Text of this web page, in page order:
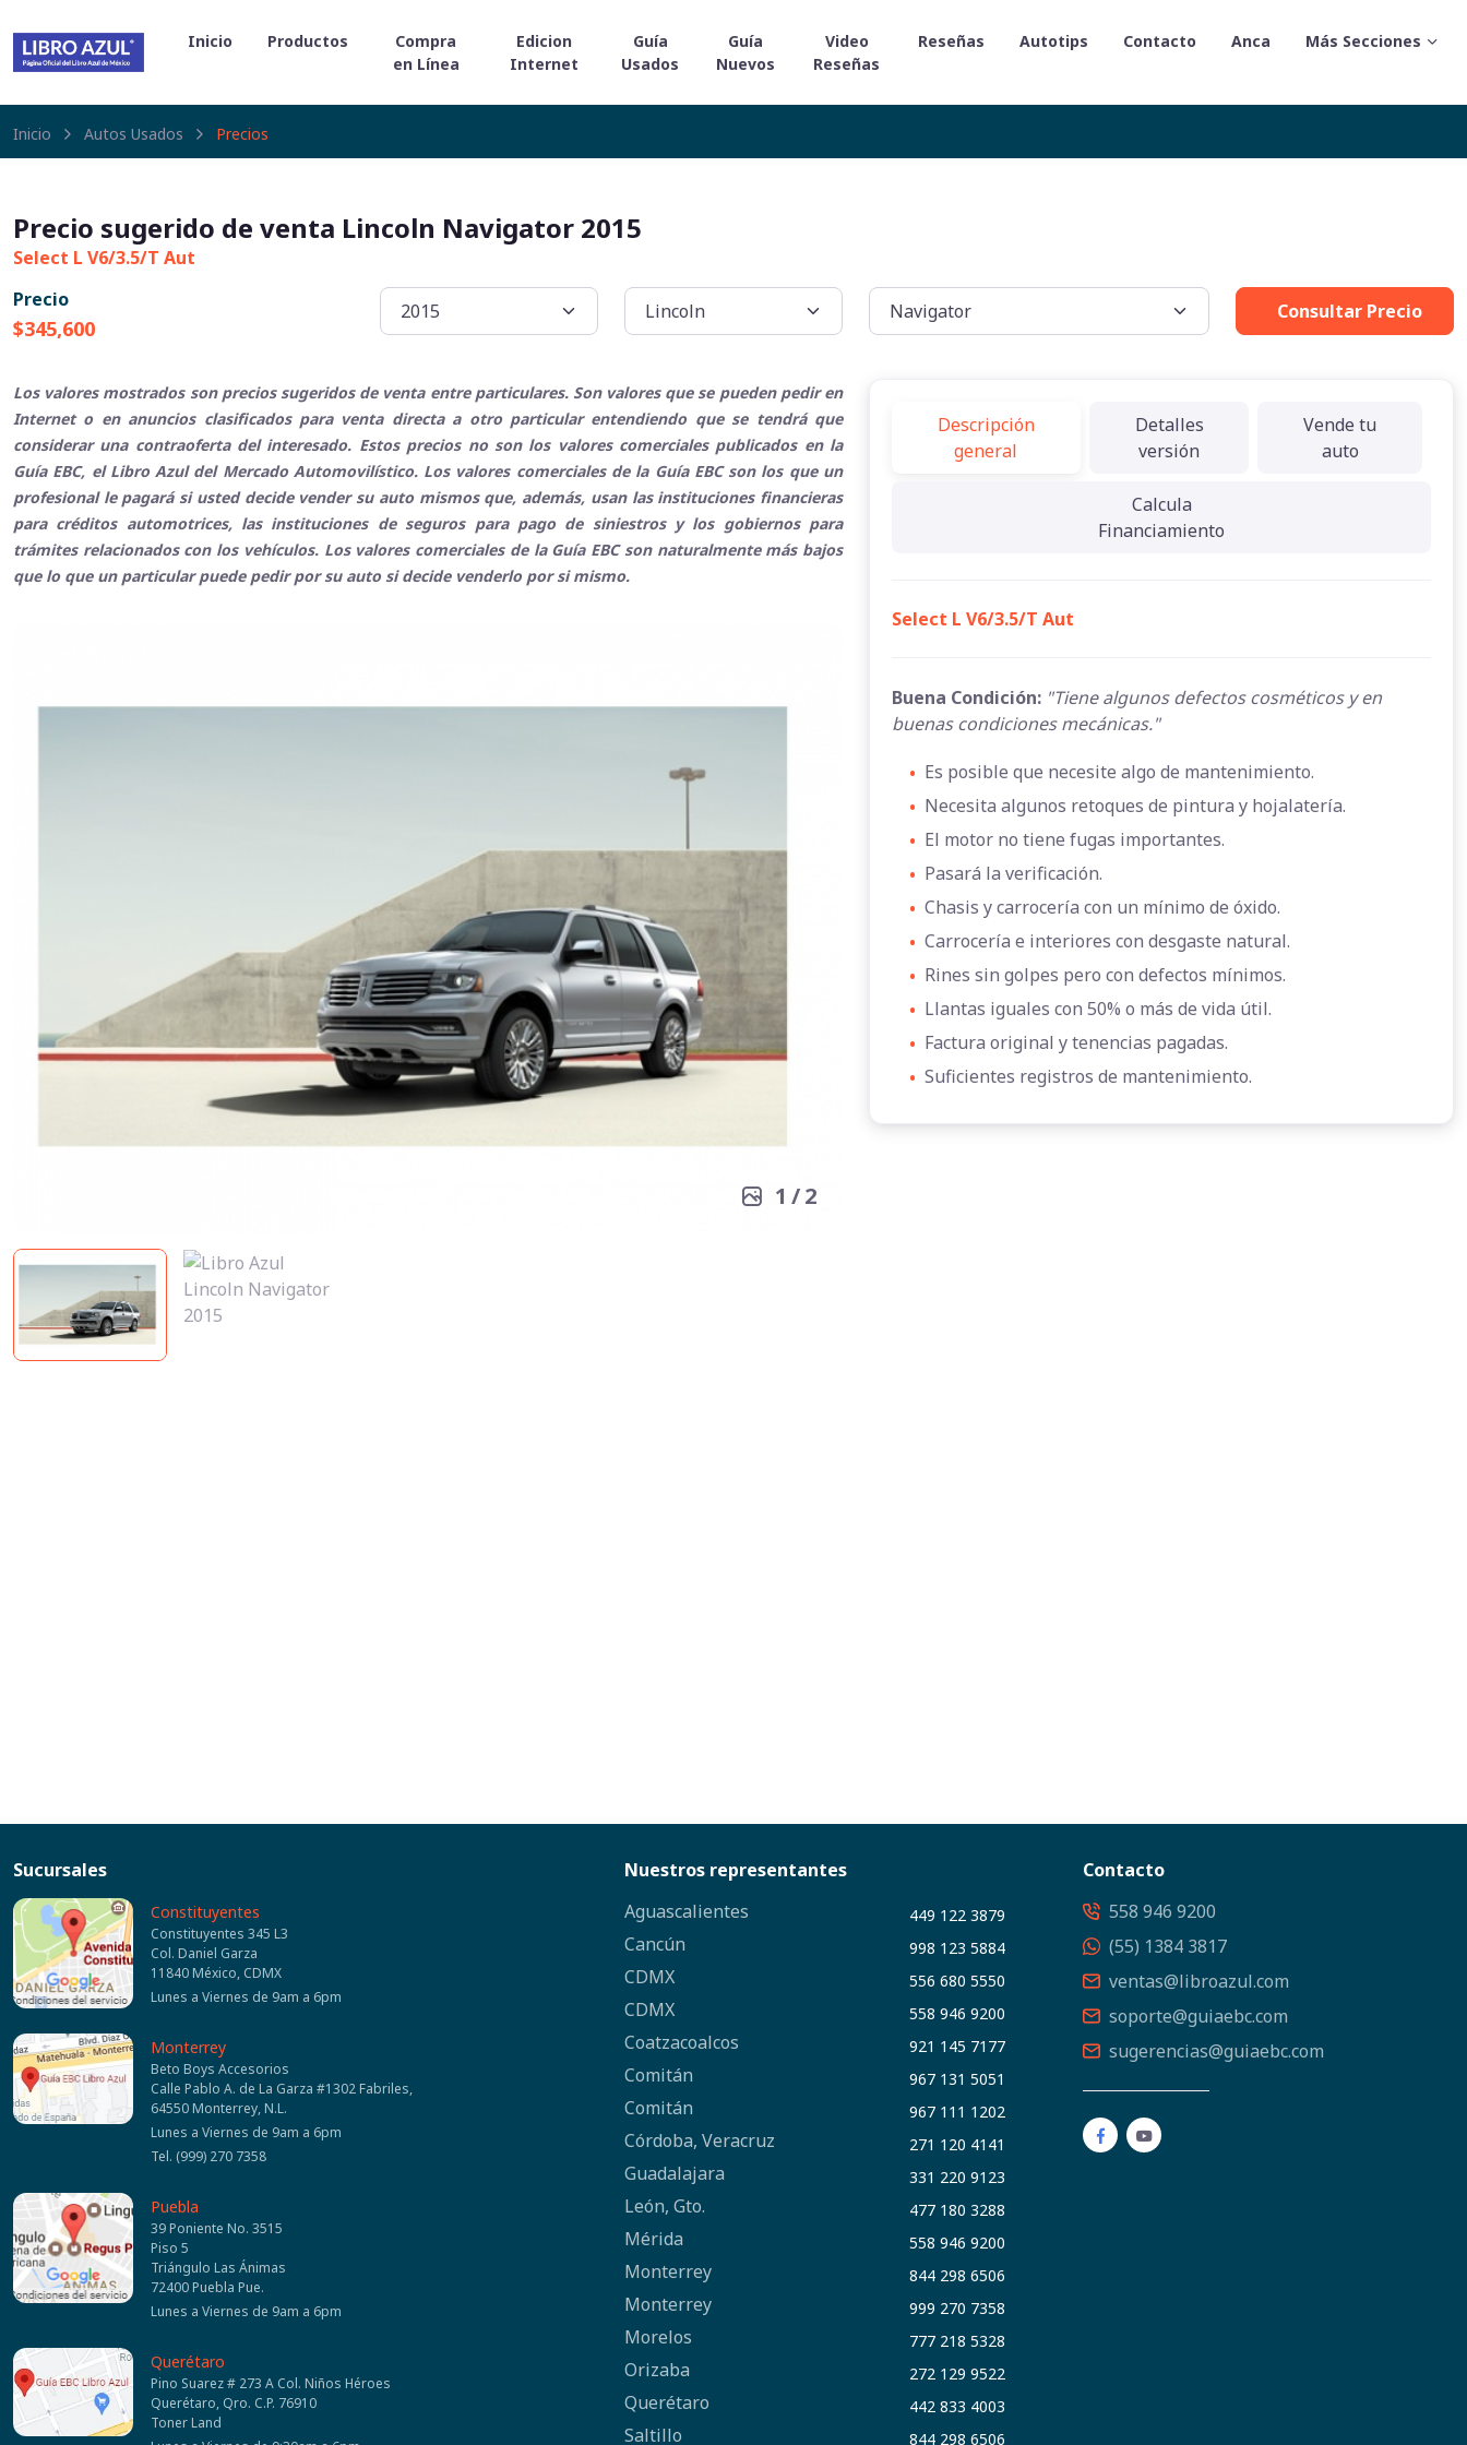
Inicio Productos
Compra
en Línea
Edicion
Internet
Guía
Usados
Guía
Nuevos
Video
Reseñas
Reseñas Autotips Contacto Anca Más Secciones
Inicio Autos Usados Precios
Precio sugerido de venta Lincoln Navigator 2015
Select L V6/3.5/T Aut
Precio
$345,600
Consultar Precio
1 /2
Los valores mostrados son precios sugeridos de venta entre particulares. Son valores que se pueden pedir en
Internet o en anuncios clasificados para venta directa a otro particular entendiendo que se tendrá que
considerar una contraoferta del interesado. Estos precios no son los valores comerciales publicados en la
Guía EBC, el Libro Azul del Mercado Automovilístico. Los valores comerciales de la Guía EBC son los que un
profesional le pagará si usted decide vender su auto mismos que, además, usan las instituciones financieras
para créditos automotrices, las instituciones de seguros para pago de siniestros y los gobiernos para
trámites relacionados con los vehículos. Los valores comerciales de la Guía EBC son naturalmente más bajos
que lo que un particular puede pedir por su auto si decide venderlo por si mismo.
Descripción
general
Detalles
versión
Vende tu
auto
Calcula
Financiamiento
Select L V6/3.5/T Aut
Buena Condición: "Tiene algunos defectos cosméticos y en
buenas condiciones mecánicas."
• Es posible que necesite algo de mantenimiento.
• Necesita algunos retoques de pintura y hojalatería.
• El motor no tiene fugas importantes.
• Pasará la verificación.
• Chasis y carrocería con un mínimo de óxido.
• Carrocería e interiores con desgaste natural.
• Rines sin golpes pero con defectos mínimos.
• Llantas iguales con 50% o más de vida útil.
• Factura original y tenencias pagadas.
• Suficientes registros de mantenimiento.
Sucursales
Constituyentes
Constituyentes 345 L3
Col. Daniel Garza
11840 México, CDMX
Lunes a Viernes de 9am a 6pm
Monterrey
Beto Boys Accesorios
Calle Pablo A. de La Garza #1302 Fabriles,
64550 Monterrey, N.L.
Lunes a Viernes de 9am a 6pm
Tel. (999) 270 7358
Puebla
39 Poniente No. 3515
Piso 5
Triángulo Las Ánimas
72400 Puebla Pue.
Lunes a Viernes de 9am a 6pm
Querétaro
Pino Suarez # 273 A Col. Niños Héroes
Querétaro, Qro. C.P. 76910
Toner Land
Nuestros representantes
Aguascalientes
449 122 3879
Cancún 998 123 5884
CDMX 556 680 5550
CDMX 558 946 9200
Coatzacoalcos 921 145 7177
Comitán 967 131 5051
Comitán 967 111 1202
Córdoba, Veracruz 271 120 4141
Guadalajara 331 220 9123
León, Gto. 477 180 3288
Mérida 558 946 9200
Monterrey 844 298 6506
Monterrey 999 270 7358
Morelos 777 218 5328
Orizaba 272 129 9522
Querétaro 442 833 4003
Saltillo 844 298 6506
Contacto
558 946 9200
(55) 1384 3817
ventas@libroazul.com
soporte@guiaebc.com
sugerencias@guiaebc.com